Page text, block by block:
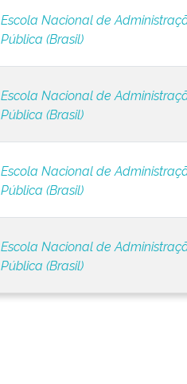
Escola Nacional de
Pública (Brasil)
Escola Nacional de
Pública (Brasil)
Escola Nacional de
Pública (Brasil)
Escola Nacional de
Pública (Brasil)